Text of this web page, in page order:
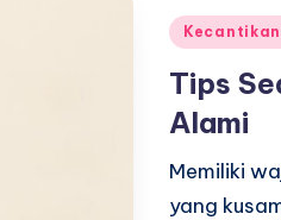
Posted
Kecantikan
Tips
Alami
Memiliki
yang